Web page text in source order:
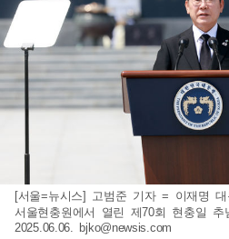
[서울=뉴시스] 고범준 기자 = 이재명
서울현충원에서 열린 제70회 현충일
2025.06.06. bjko@newsis.com